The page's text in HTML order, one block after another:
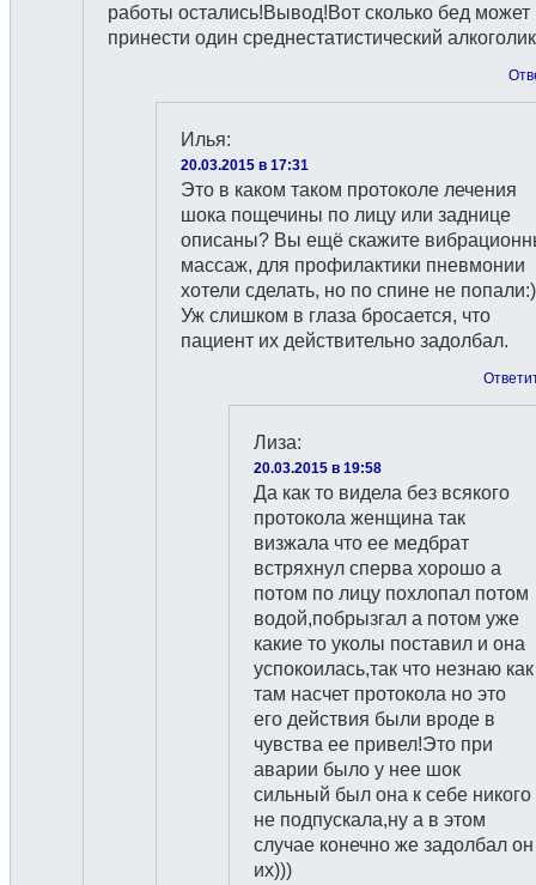
работы остались!Вывод!Вот сколько бед может
принести один среднестатистический
Илья:
20.03.2015 в 17:31
Это в каком таком протоколе лечения
шока пощечины по лицу или заднице
описаны? Вы ещё скажите
массаж, для профилактики пневмонии
хотели сделать, но по спине не
Уж слишком в глаза бросается, что
пациент их действительно задолбал.
Лиза:
20.03.2015 в 19:58
Да как то видела без всякого
протокола женщина так
визжала что ее медбрат
встряхнул сперва хорошо а
потом по лицу похлопал потом
водой,побрызгал а потом уже
какие то уколы поставил и она
успокоилась,так что незнаю как
там насчет протокола но это
его действия были вроде в
чувства ее привел!Это при
аварии было у нее шок
сильный был она к себе никого
не подпускала,ну а в этом
случае конечно же задолбал он
их)))